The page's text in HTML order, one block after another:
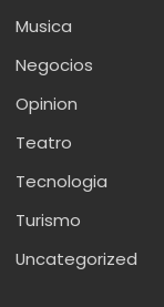
Musica
Negocios
Opinion
Teatro
Tecnologia
Turismo
Uncategorized